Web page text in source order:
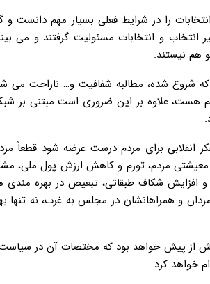
را در شرایط فعلی بسیار مهم دانست
و انتخابات مسئولیت گرفتند و می
هم نیستند.
شروع شده، مطالبه شفافیت و… ناراحت می
علاوه بر این ضروری است مبتنی بر
انقلابی برای مردم درست عرضه شود قطعاً
مردم، تورم و کاهش ارزش پول ملی،
افزایش شکاف طبقاتی، تبعیض در بهره
و همراهانشان در مجلس به غرب، نه تنها
بیش از پیش خواهد بود که مختصات آن در
خواهد کرد.